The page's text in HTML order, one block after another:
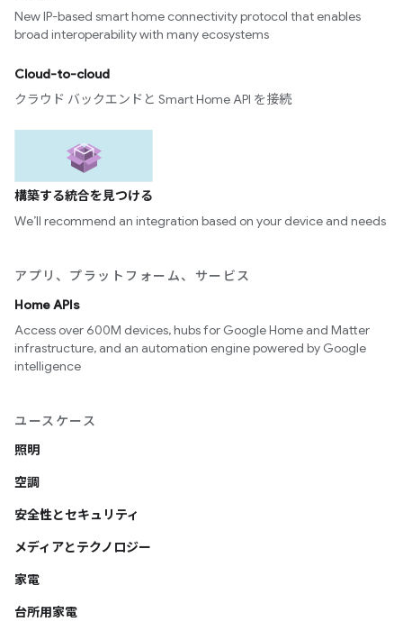
New IP-based smart home connectivity protocol that enables
broad interoperability with many ecosystems
Cloud-to-cloud
クラウド バックエンドと Smart Home API を接続
構築する統合を見つける
We’ll recommend an integration based on your device and needs
アプリ、プラットフォーム、サービス
Home APIs
Access over 600M devices, hubs for Google Home and Matter
infrastructure, and an automation engine powered by Google
intelligence
ユースケース
照明
空調
安全性とセキュリティ
メディアとテクノロジー
家電
台所用家電